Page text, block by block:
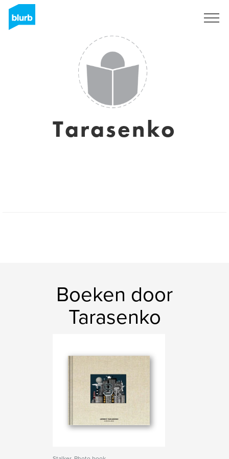
Tarasenko
Boeken door
Tarasenko